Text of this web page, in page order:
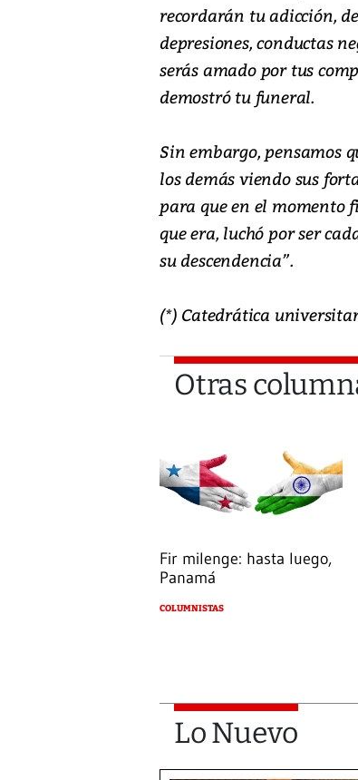
recordarán tu adicción,
depresiones, conductas
serás amado por tus
demostró tu funeral.
Sin embargo, pensamos
los demás viendo sus
para que en el momento
que era, luchó por ser
su descendencia”.
(*) Catedrática
Otras
Fir milenge: hasta luego,
Panamá
COLUMNISTAS
Lo Nuevo